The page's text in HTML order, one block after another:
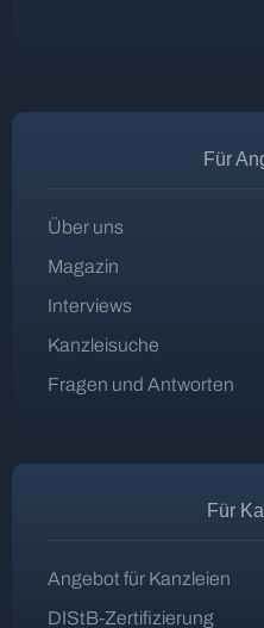
Für
Über uns
Magazin
Interviews
Kanzleisuche
Fragen und Antworten
Für
Angebot für Kanzleien
DIStB-Zertifizierung